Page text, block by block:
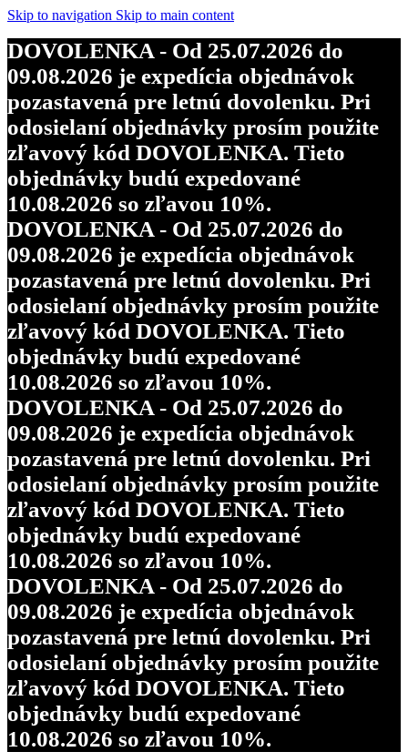
Skip to navigation Skip to main content
10.08.2026 so zľavou 10%.
DOVOLENKA - Od 25.07.2026 do
09.08.2026 je expedícia objednávok
pozastavená pre letnú dovolenku. Pri
odosielaní objednávky prosím použite
zľavový kód DOVOLENKA. Tieto
objednávky budú expedované
10.08.2026 so zľavou 10%.
DOVOLENKA - Od 25.07.2026 do
09.08.2026 je expedícia objednávok
pozastavená pre letnú dovolenku. Pri
odosielaní objednávky prosím použite
zľavový kód DOVOLENKA. Tieto
objednávky budú expedované
10.08.2026 so zľavou 10%.
DOVOLENKA - Od 25.07.2026 do
09.08.2026 je expedícia objednávok
pozastavená pre letnú dovolenku. Pri
odosielaní objednávky prosím použite
zľavový kód DOVOLENKA. Tieto
objednávky budú expedované
10.08.2026 so zľavou 10%.
DOVOLENKA - Od 25.07.2026 do
09.08.2026 je expedícia objednávok
pozastavená pre letnú dovolenku. Pri
odosielaní objednávky prosím použite
zľavový kód DOVOLENKA. Tieto
objednávky budú expedované
10.08.2026 so zľavou 10%.
DOVOLENKA - Od 25.07.2026 do
09.08.2026 je expedícia objednávok
pozastavená pre letnú dovolenku. Pri
odosielaní objednávky prosím použite
zľavový kód DOVOLENKA. Tieto
objednávky budú expedované
10.08.2026 so zľavou 10%.
DOVOLENKA - Od 25.07.2026 do
09.08.2026 je expedícia objednávok
pozastavená pre letnú dovolenku. Pri
odosielaní objednávky prosím použite
zľavový kód DOVOLENKA. Tieto
objednávky budú expedované
10.08.2026 so zľavou 10%.